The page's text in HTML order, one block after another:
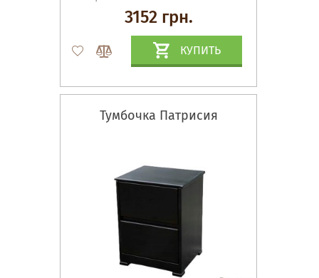
3152 грн.
КУПИТЬ
Тумбочка Патрисия